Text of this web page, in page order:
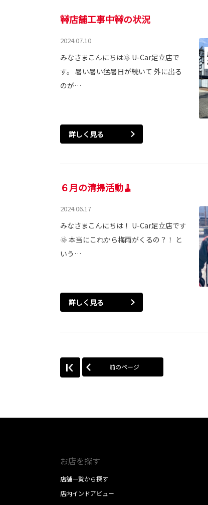
🚧店舗工事中🚧の状況
2024.07.10
みなさまこんにちは🌞 U-Car足立店で
す。 暑い暑い猛暑日が続いて 外に出る
のが…
詳しく見る
６月の清掃活動🧹
2024.06.17
みなさまこんにちは！ U-Car足立店です
🌞 本当にこれから梅雨がくるの？！ と
いう…
詳しく見る
前のページ
お店を探す
店舗一覧から探す
店内インドアビュー